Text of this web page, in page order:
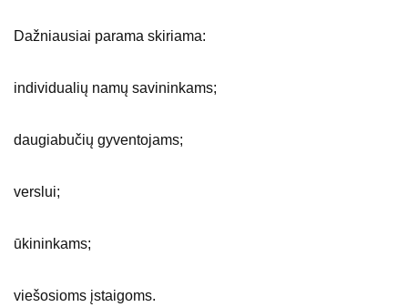
Dažniausiai parama skiriama:
individualių namų savininkams;
daugiabučių gyventojams;
verslui;
ūkininkams;
viešosioms įstaigoms.